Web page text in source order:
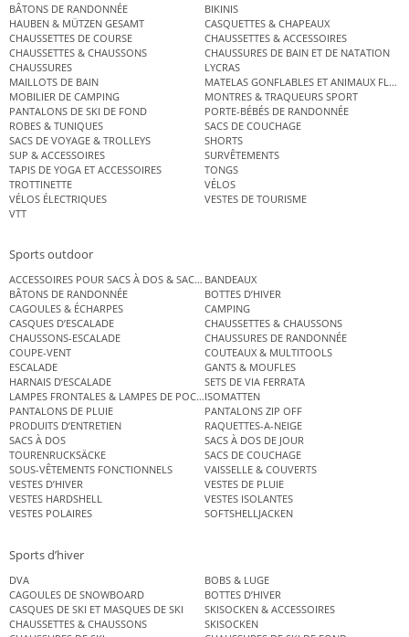
BÂTONS DE RANDONNÉE
BIKINIS
HAUBEN & MÜTZEN GESAMT
CASQUETTES & CHAPEAUX
CHAUSSETTES DE COURSE
CHAUSSETTES & ACCESSOIRES
CHAUSSETTES & CHAUSSONS
CHAUSSURES DE BAIN ET DE NATATION
CHAUSSURES
LYCRAS
MAILLOTS DE BAIN
MATELAS GONFLABLES ET ANIMAUX
MOBILIER DE CAMPING
MONTRES & TRAQUEURS SPORT
PANTALONS DE SKI DE FOND
PORTE-BÉBÉS DE RANDONNÉE
ROBES & TUNIQUES
SACS DE COUCHAGE
SACS DE VOYAGE & TROLLEYS
SHORTS
SUP & ACCESSOIRES
SURVÊTEMENTS
TAPIS DE YOGA ET ACCESSOIRES
TONGS
TROTTINETTE
VÉLOS
VÉLOS ÉLECTRIQUES
VESTES DE TOURISME
VTT
Sports outdoor
ACCESSOIRES POUR SACS À DOS & SACS ÉTANCHES
BANDEAUX
BÂTONS DE RANDONNÉE
BOTTES D’HIVER
CAGOULES & ÉCHARPES
CAMPING
CASQUES D’ESCALADE
CHAUSSETTES & CHAUSSONS
CHAUSSONS-ESCALADE
CHAUSSURES DE RANDONNÉE
COUPE-VENT
COUTEAUX & MULTITOOLS
ESCALADE
GANTS & MOUFLES
HARNAIS D’ESCALADE
SETS DE VIA FERRATA
LAMPES FRONTALES & LAMPES DE POCHEISOMATTEN
PANTALONS DE PLUIE
PANTALONS ZIP OFF
PRODUITS D’ENTRETIEN
RAQUETTES-A-NEIGE
SACS À DOS
SACS À DOS DE JOUR
TOURENRUCKSÄCKE
SACS DE COUCHAGE
SOUS-VÊTEMENTS FONCTIONNELS
VAISSELLE & COUVERTS
VESTES D’HIVER
VESTES DE PLUIE
VESTES HARDSHELL
VESTES ISOLANTES
VESTES POLAIRES
SOFTSHELLJACKEN
Sports d’hiver
DVA
BOBS & LUGE
CAGOULES DE SNOWBOARD
BOTTES D’HIVER
CASQUES DE SKI ET MASQUES DE SKI
SKISOCKEN & ACCESSOIRES
CHAUSSETTES & CHAUSSONS
SKISOCKEN